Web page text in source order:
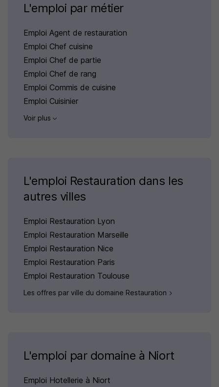
L'emploi par métier
Emploi Agent de restauration
Emploi Chef cuisine
Emploi Chef de partie
Emploi Chef de rang
Emploi Commis de cuisine
Emploi Cuisinier
Voir plus
L'emploi Restauration dans les
autres villes
Emploi Restauration Lyon
Emploi Restauration Marseille
Emploi Restauration Nice
Emploi Restauration Paris
Emploi Restauration Toulouse
Les offres par ville du domaine Restauration
L'emploi par domaine à Niort
Emploi Hotellerie à Niort